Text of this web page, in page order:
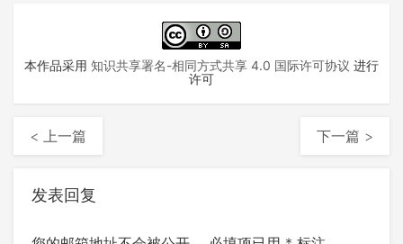
本作品采用 知识共享署名-相同方式共享 4.0 国际许可协议 进行
许可
< 上一篇 下一篇 >
发表回复